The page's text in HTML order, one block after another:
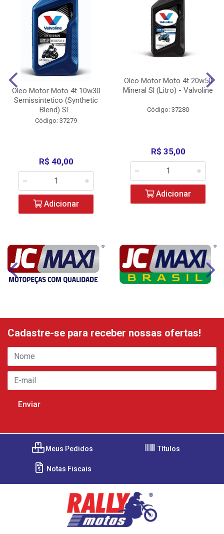
Oleo Motor Moto 4t 10w30
Semissintetico (Synthetic
Blend) Sl...
Código: 37279
R$ 40,00
Adicionar
Oleo Motor Moto 4t 20w50
Mineral Sl (Litro) - Valvoline
Código: 37280
R$ 35,00
Adicionar
Cadastre-se para receber nossas ofertas!
Meus Pedidos Títulos
Notas Fiscais